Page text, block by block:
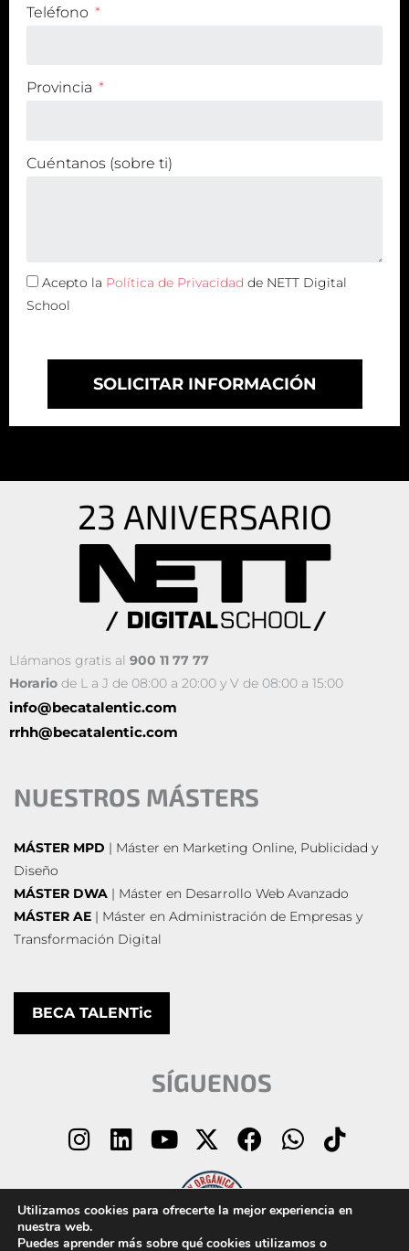
Teléfono
Provincia
Cuéntanos (sobre ti)
Acepto la Política de Privacidad de NETT Digital
School
SOLICITAR INFORMACIÓN
Llámanos gratis al 900 11 77 77
Horario de L a J de 08:00 a 20:00 y V de 08:00 a 15:00
info@becatalentic.com
rrhh@becatalentic.com
NUESTROS MÁSTERS
MÁSTER MPD | Máster en Marketing Online, Publicidad y
Diseño
MÁSTER DWA | Máster en Desarrollo Web Avanzado
MÁSTER AE | Máster en Administración de Empresas y
Transformación Digital
BECA TALENTic
SÍGUENOS
I
n
s
t
a
L
i
n
k
e
Y
o
u
t
X
-
t
w
F
a
c
e
b
W
h
a
t
T
i
k
t
Utilizamos cookies para ofrecerte la mejor experiencia en
nuestra web.
Puedes aprender más sobre qué cookies utilizamos o